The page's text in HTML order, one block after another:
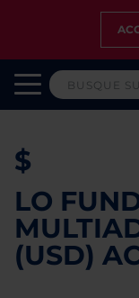
$
LO
(USD)